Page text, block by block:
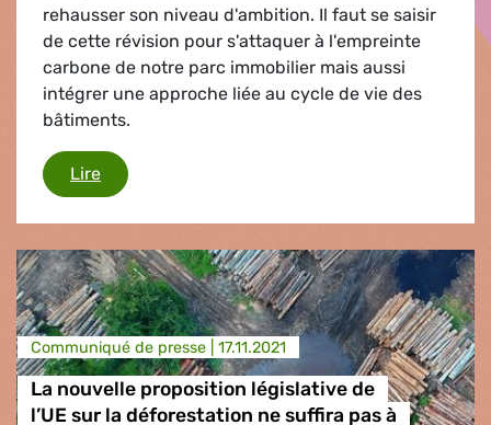
rehausser son niveau d'ambition. Il faut se saisir
de cette révision pour s'attaquer à l'empreinte
carbone de notre parc immobilier mais aussi
intégrer une approche liée au cycle de vie des
bâtiments.
LireLes Verts/ALE demandent aux États
Communiqué de presse | 17.11.2021
La nouvelle proposition législative de
l’UE sur la déforestation ne suffira pas à